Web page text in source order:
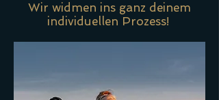
Wir widmen ins ganz deinem
individuellen Prozess!